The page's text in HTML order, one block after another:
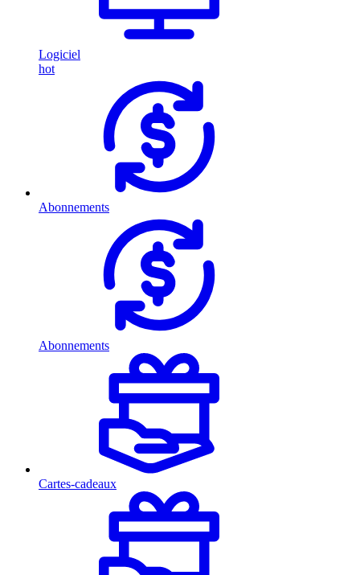
Logiciel
hot
Abonnements
Abonnements
Cartes-cadeaux